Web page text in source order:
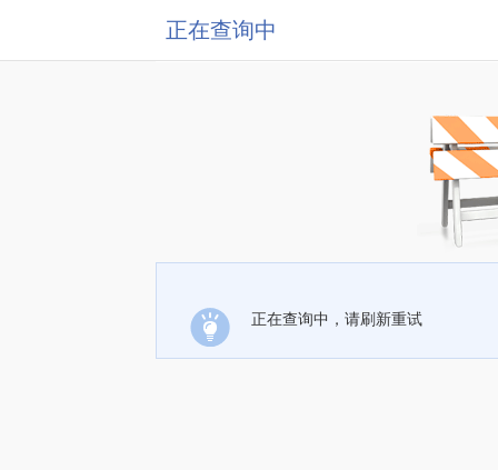
正在查询中
正在查询中，请刷新重试